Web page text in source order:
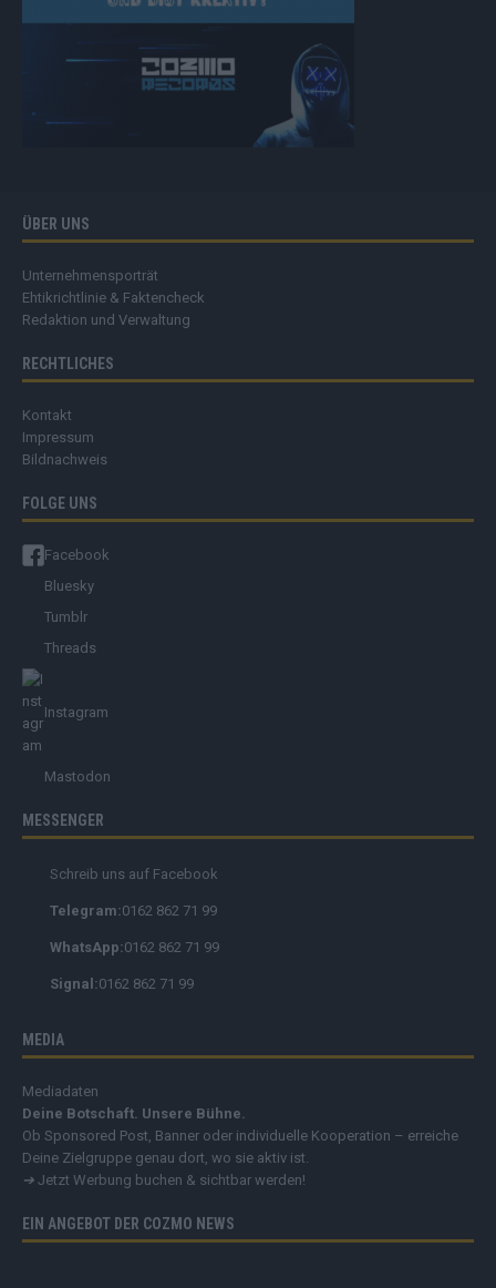
ÜBER UNS
Unternehmensporträt
Ehtikrichtlinie & Faktencheck
Redaktion und Verwaltung
RECHTLICHES
Kontakt
Impressum
Bildnachweis
FOLGE UNS
Facebook
Bluesky
Tumblr
Threads
Instagram
Mastodon
MESSENGER
Schreib uns auf Facebook
Telegram:0162 862 71 99
WhatsApp:0162 862 71 99
Signal:0162 862 71 99
MEDIA
Mediadaten
Deine Botschaft. Unsere Bühne.
Ob Sponsored Post, Banner oder individuelle Kooperation – erreiche
Deine Zielgruppe genau dort, wo sie aktiv ist.
➔ Jetzt Werbung buchen & sichtbar werden!
EIN ANGEBOT DER COZMO NEWS